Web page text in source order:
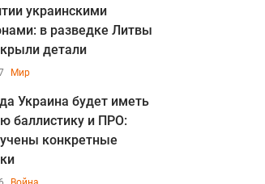
украинскими
в разведке Литвы
детали
Мир
Украина будет иметь
баллистику и ПРО:
конкретные